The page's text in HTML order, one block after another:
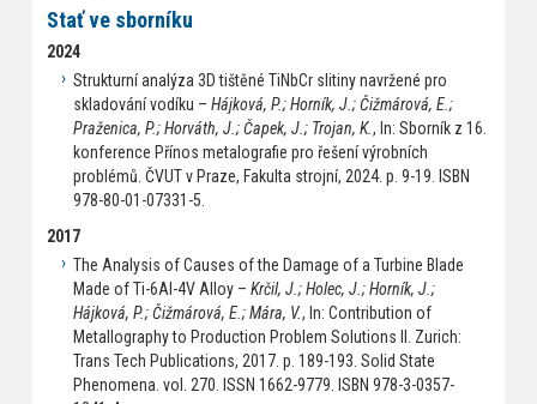
Stať ve sborníku
2024
Strukturní analýza 3D tištěné TiNbCr slitiny navržené pro
skladování vodíku – Hájková, P.; Horník, J.; Čižmárová, E.;
Praženica, P.; Horváth, J.; Čapek, J.; Trojan, K., In: Sborník z 16.
konference Přínos metalografie pro řešení výrobních
problémů. ČVUT v Praze, Fakulta strojní, 2024. p. 9-19. ISBN
978-80-01-07331-5.
2017
The Analysis of Causes of the Damage of a Turbine Blade
Made of Ti-6Al-4V Alloy – Krčil, J.; Holec, J.; Horník, J.;
Hájková, P.; Čižmárová, E.; Mára, V., In: Contribution of
Metallography to Production Problem Solutions II. Zurich:
Trans Tech Publications, 2017. p. 189-193. Solid State
Phenomena. vol. 270. ISSN 1662-9779. ISBN 978-3-0357-